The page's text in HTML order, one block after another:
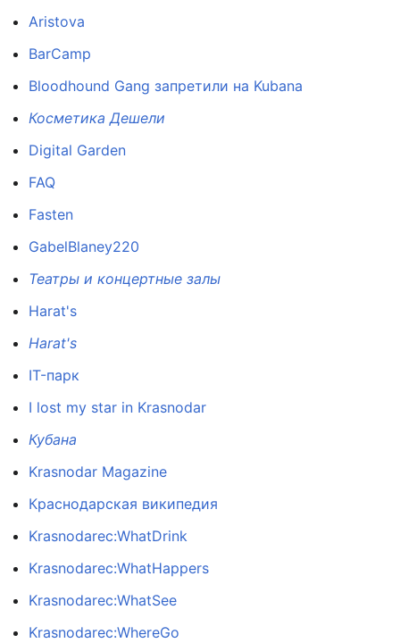
Aristova
BarCamp
Bloodhound Gang запретили на Kubana
Косметика Дешели
Digital Garden
FAQ
Fasten
GabelBlaney220
Театры и концертные залы
Harat's
Harat's
IT-парк
I lost my star in Krasnodar
Кубана
Krasnodar Magazine
Краснодарская википедия
Krasnodarec:WhatDrink
Krasnodarec:WhatHappers
Krasnodarec:WhatSee
Krasnodarec:WhereGo